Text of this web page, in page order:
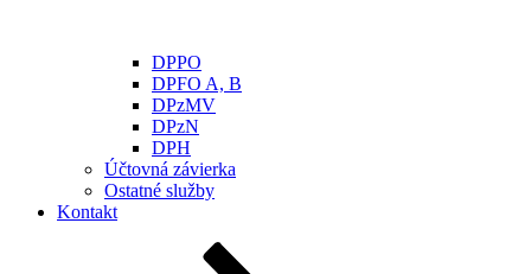
DPPO
DPFO A, B
DPzMV
DPzN
DPH
Účtovná závierka
Ostatné služby
Kontakt